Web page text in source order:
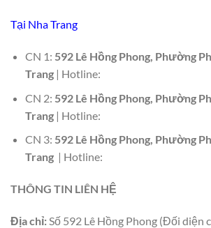
Tại Nha Trang
CN 1: 592 Lê Hồng Phong, Phường
Trang| Hotline:
CN 2: 592 Lê Hồng Phong, Phường
Trang| Hotline:
CN 3: 592 Lê Hồng Phong, Phường
Trang| Hotline:
THÔNG TIN LIÊN HỆ
Địa chỉ:Số 592 Lê Hồng Phong (Đối diện